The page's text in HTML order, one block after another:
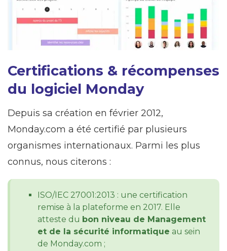
Certifications & récompenses
du logiciel Monday
Depuis sa création en février 2012,
Monday.com a été certifié par plusieurs
organismes internationaux. Parmi les plus
connus, nous citerons :
ISO/IEC 27001:2013 : une certification
remise à la plateforme en 2017. Elle
atteste du bon niveau de Management
et de la sécurité informatique au sein
de Monday.com ;